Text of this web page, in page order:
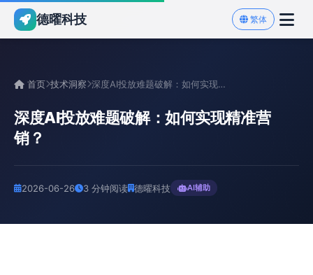
德曜科技 繁体
首页 技术洞察 深度AI投放难题破解：如何实现精准营销？
深度AI投放难题破解：如何实现精准营
销？
2026-06-26 3 分钟阅读 德曜科技 AI辅助